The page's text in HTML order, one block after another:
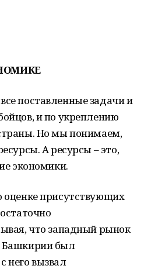
поставленные задачи и
и по укреплению
Но мы понимаем,
А ресурсы – это,
экономики.
присутствующих
что западный рынок
Башкирии был
него вызвал